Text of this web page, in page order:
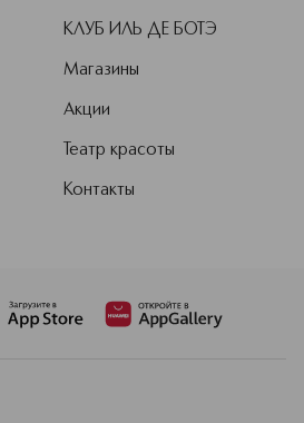
КЛУБ ИЛЬ ДЕ БОТЭ
Магазины
Акции
Театр красоты
Контакты